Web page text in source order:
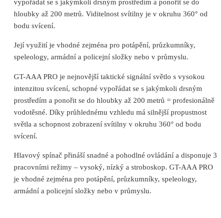
vypořádat se s jakýmkoli drsným prostředím a ponořit se do
hloubky až 200 metrů. Viditelnost svítilny je v okruhu 360° od
bodu svícení.
Její využití je vhodné zejména pro potápění, průzkumníky,
speleology, armádní a policejní složky nebo v průmyslu.
GT-AAA PRO je nejnovější taktické signální světlo s vysokou
intenzitou svícení, schopné vypořádat se s jakýmkoli drsným
prostředím a ponořit se do hloubky až 200 metrů = profesionálně
vodotěsné. Díky průhlednému vzhledu má silnější propustnost
světla a schopnost zobrazení svítilny v okruhu 360° od bodu
svícení.
Hlavový spínač přináší snadné a pohodlné ovládání a disponuje 3
pracovními režimy – vysoký, nízký a stroboskop. GT-AAA PRO
je vhodné zejména pro potápění, průzkumníky, speleology,
armádní a policejní složky nebo v průmyslu.